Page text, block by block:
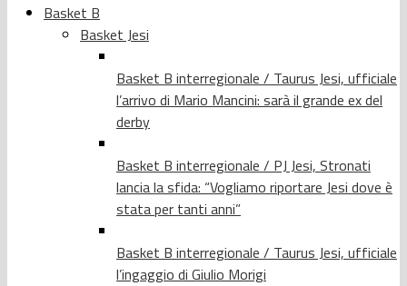
Basket B
Basket Jesi
Basket B interregionale / Taurus Jesi, ufficiale
l’arrivo di Mario Mancini: sarà il grande ex del
derby
Basket B interregionale / PJ Jesi, Stronati
lancia la sfida: “Vogliamo riportare Jesi dove è
stata per tanti anni”
Basket B interregionale / Taurus Jesi, ufficiale
l’ingaggio di Giulio Morigi